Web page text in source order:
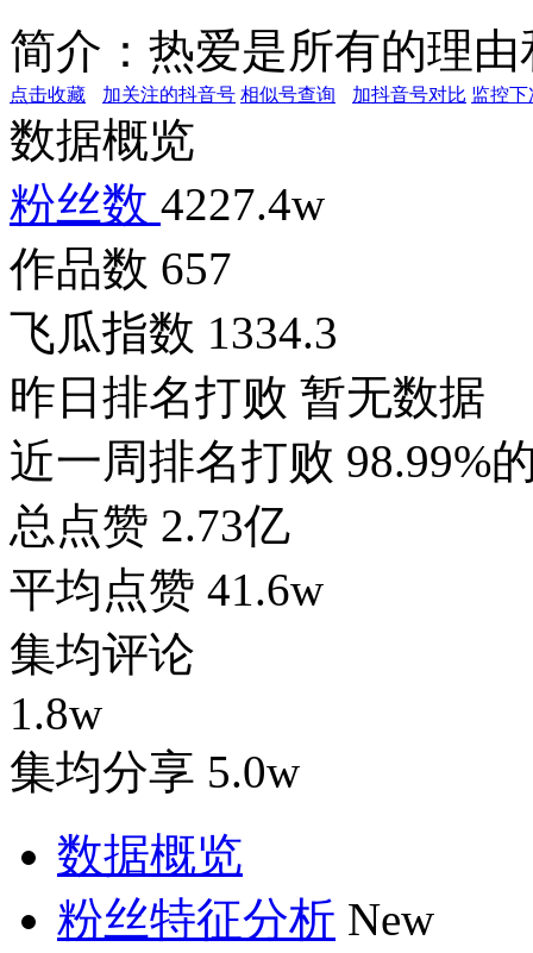
简介： 热爱是所有的理
点击收藏 加关注的抖音号 相似号查询 加抖音号对比 监控
数据概览
粉丝数 4227.4w
作品数 657
飞瓜指数 1334.3
昨日排名打败 暂无数据
近一周排名打败 98.99%
总点赞 2.73亿
平均点赞 41.6w
集均评论
1.8w
集均分享 5.0w
数据概览
粉丝特征分析 New